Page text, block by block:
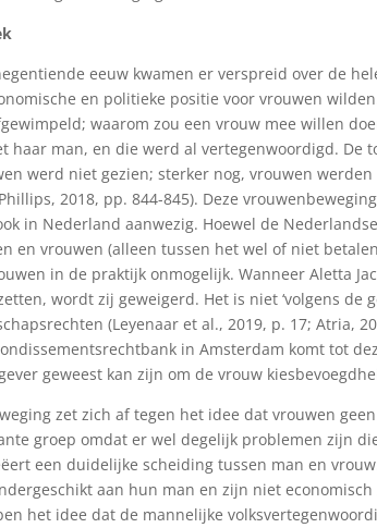
eeuw kwamen er verspreid over de
en politieke positie voor vrouwen
waarom zou een vrouw mee willen
haar man, en die werd al vertegenwoordigd. De
werd niet gezien; sterker nog, vrouwen
2018, pp. 844-845). Deze
in Nederland aanwezig. Hoewel de
en vrouwen (alleen tussen het wel of niet
in de praktijk onmogelijk. Wanneer Aletta
wordt zij geweigerd. Het is niet ‘volgens de
(Leyenaar et al., 2019, p. 17; Atria,
in Amsterdam komt tot
geweest kan zijn om de vrouw
zet zich af tegen het idee dat vrouwen geen
groep omdat er wel degelijk problemen zijn
een duidelijke scheiding tussen man en
aan hun man en zijn niet economisch
het idee dat de mannelijke